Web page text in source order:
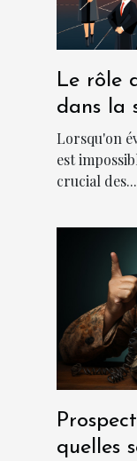
Le rôle
dans la
Lorsqu'on
est
crucial des...
quelles